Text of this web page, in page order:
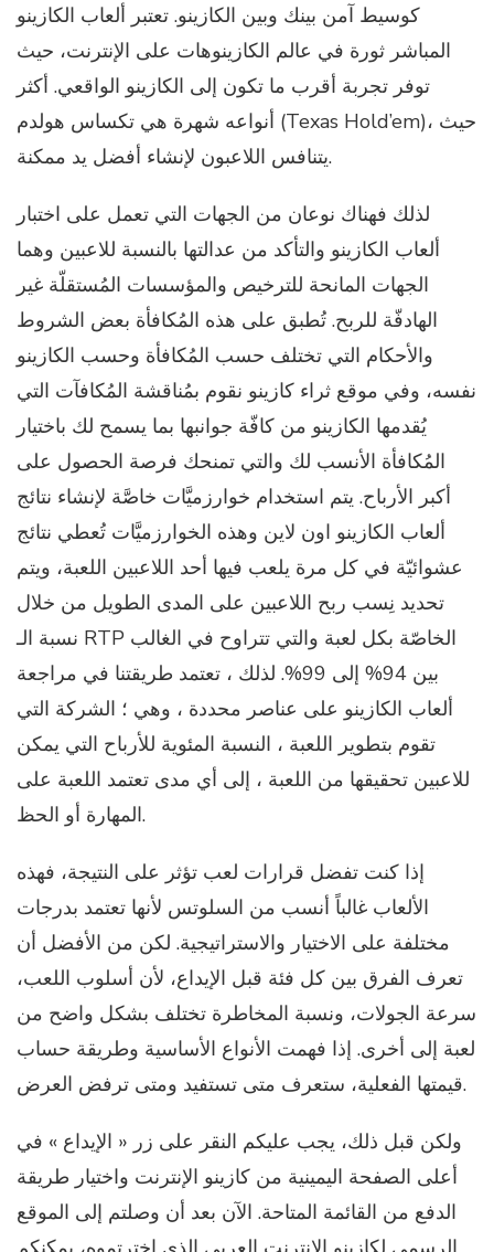
كوسيط آمن بينك وبين الكازينو. تعتبر ألعاب الكازينو
المباشر ثورة في عالم الكازينوهات على الإنترنت، حيث
توفر تجربة أقرب ما تكون إلى الكازينو الواقعي. أكثر
أنواعه شهرة هي تكساس هولدم (Texas Hold’em)، حيث
يتنافس اللاعبون لإنشاء أفضل يد ممكنة.
لذلك فهناك نوعان من الجهات التي تعمل على اختبار
ألعاب الكازينو والتأكد من عدالتها بالنسبة للاعبين وهما
الجهات المانحة للترخيص والمؤسسات المُستقلّة غير
الهادفّة للربح. تُطبق على هذه المُكافأة بعض الشروط
والأحكام التي تختلف حسب المُكافأة وحسب الكازينو
نفسه، وفي موقع ثراء كازينو نقوم بمُناقشة المُكافآت التي
يُقدمها الكازينو من كافّة جوانبها بما يسمح لك باختيار
المُكافأة الأنسب لك والتي تمنحك فرصة الحصول على
أكبر الأرباح. يتم استخدام خوارزميَّات خاصَّة لإنشاء نتائج
ألعاب الكازينو اون لاين وهذه الخوارزميَّات تُعطي نتائج
عشوائيّة في كل مرة يلعب فيها أحد اللاعبين اللعبة، ويتم
تحديد نِسب ربح اللاعبين على المدى الطويل من خلال
نسبة الـ RTP الخاصّة بكل لعبة والتي تتراوح في الغالب
بين 94% إلى 99%. لذلك ، تعتمد طريقتنا في مراجعة
ألعاب الكازينو على عناصر محددة ، وهي ؛ الشركة التي
تقوم بتطوير اللعبة ، النسبة المئوية للأرباح التي يمكن
للاعبين تحقيقها من اللعبة ، إلى أي مدى تعتمد اللعبة على
المهارة أو الحظ.
إذا كنت تفضل قرارات لعب تؤثر على النتيجة، فهذه
الألعاب غالباً أنسب من السلوتس لأنها تعتمد بدرجات
مختلفة على الاختيار والاستراتيجية. لكن من الأفضل أن
تعرف الفرق بين كل فئة قبل الإيداع، لأن أسلوب اللعب،
سرعة الجولات، ونسبة المخاطرة تختلف بشكل واضح من
لعبة إلى أخرى. إذا فهمت الأنواع الأساسية وطريقة حساب
قيمتها الفعلية، ستعرف متى تستفيد ومتى ترفض العرض.
ولكن قبل ذلك، يجب عليكم النقر على زر « الإيداع » في
أعلى الصفحة اليمينية من كازينو الإنترنت واختيار طريقة
الدفع من القائمة المتاحة. الآن بعد أن وصلتم إلى الموقع